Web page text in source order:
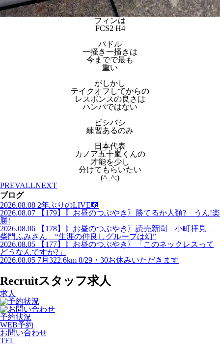
フィンは
FCS2 H4
パドル
一掻き一掻きは
今までで最も
重い
がしかし
テイクオフしてからの
レスポンスの良さは
ハンパではない
ビシバシ
練習あるのみ
日本代表
カノア五十嵐くんの
才能を少し
分けてもらいたい
(^_^;)
PREVALLNEXT
ブログ
2026.08.08 2年ぶりのLIVE🎼
2026.08.07
【179】〖お昼のつぶやき〗勝てるか人類? うん!楽
勝!
2026.08.06
【178】〖お昼のつぶやき〗読売新聞 小町拝見
柴門ふみさん “生涯の仲良しグループは幻”
2026.08.05
【177】〖お昼のつぶやき〗「このネックレスって
どうなんですか?」
2026.08.05 7月322.6km 8/29・30お休みいただきます
Recruitスタッフ求人
求人
予約状況
WEB予約
お問い合わせ
TEL